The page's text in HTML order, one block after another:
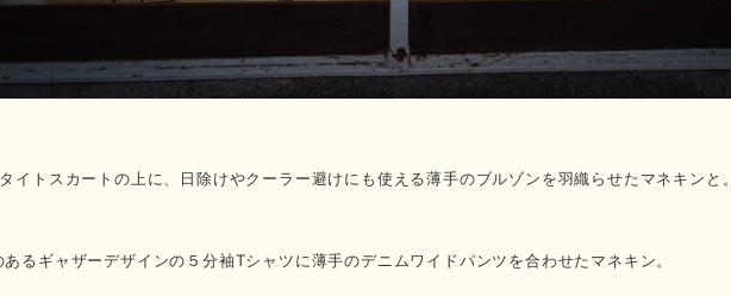
イトスカートの上に、日除けやクーラー避けにも使える薄手のブルゾンを羽織らせたマネキンと。
るギャザーデザインの５分袖Tシャツに薄手のデニムワイドパンツを合わせたマネキン。